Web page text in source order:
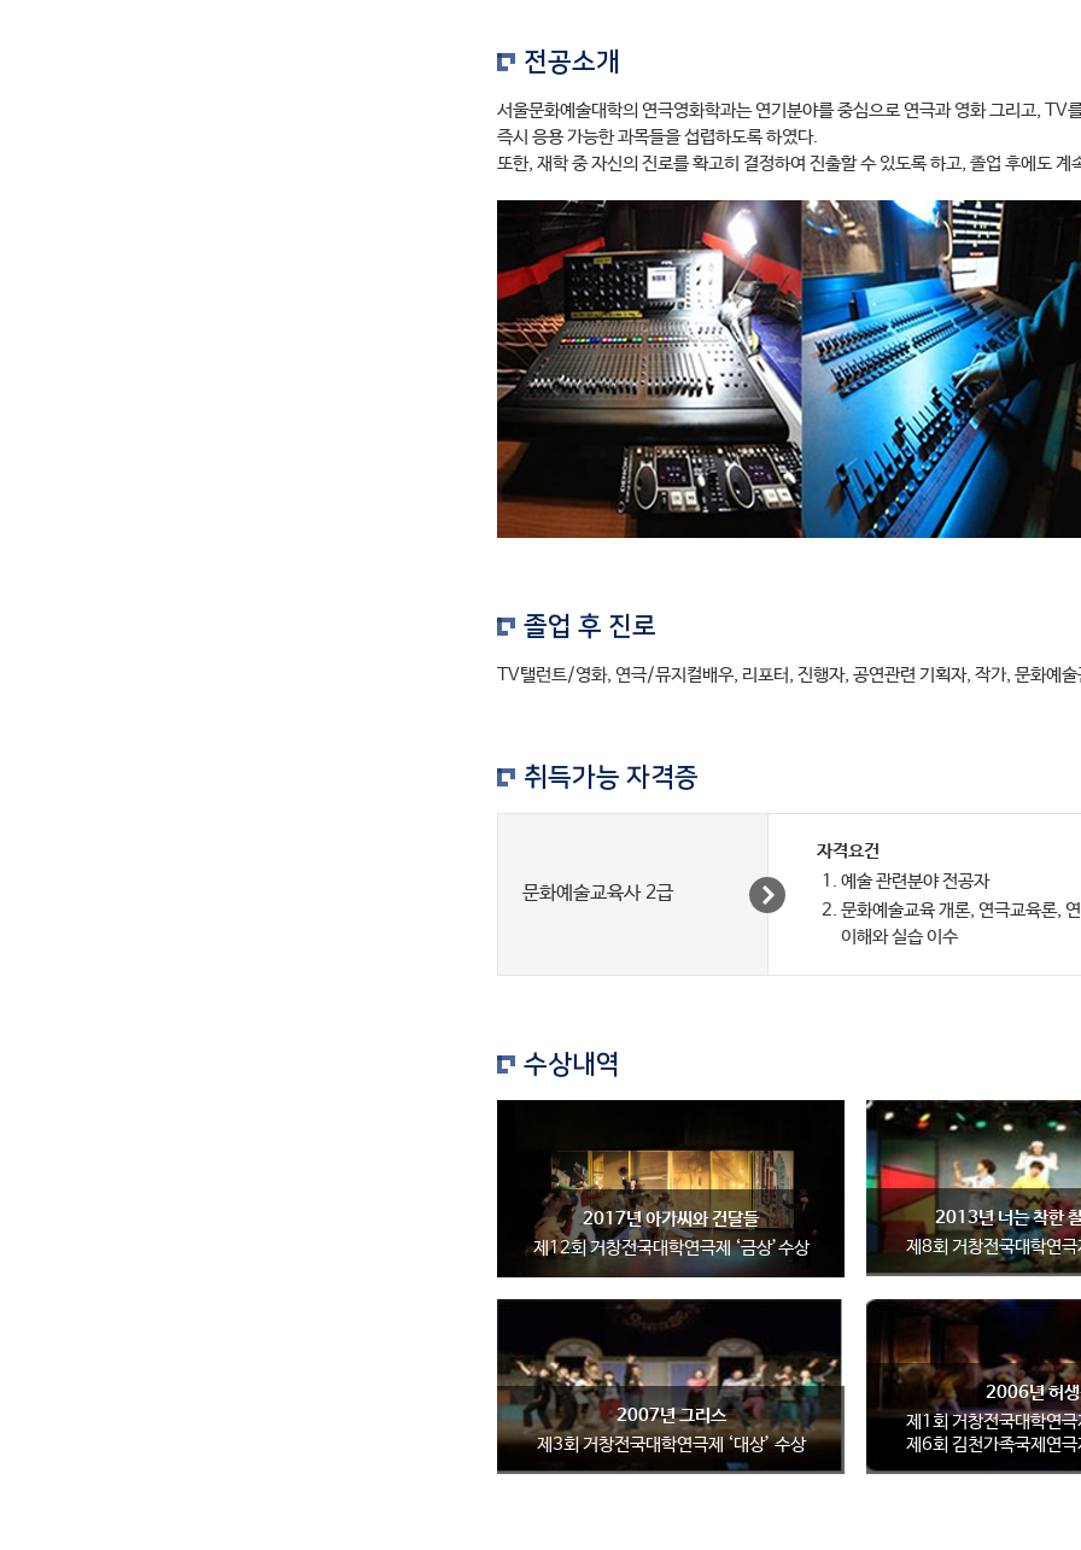
전공소개
서울문화예술대학의 연극영화학과는 연기분야를 중심으로 연극과 영화 그리고, TV
즉시 응용 가능한 과목들을 섭렵하도록 하였다.
또한, 재학 중 자신의 진로를 확고히 결정하여 진출할 수 있도록 하고, 졸업 후에도
졸업 후 진로
TV탤런트/영화, 연극/뮤지컬배우, 리포터, 진행자, 공연관련 기획자, 작가, 문화예
취득가능 자격증
문화예술교육사 2급
자격요건
예술 관련분야 전공자
문화예술교육 개론, 연극교육론,
이해와 실습 이수
수상내역
2017년 아가씨와 건달들
제12회 거창전국대학연극제 ‘금상’수상
2013년 너는 착한
제8회 거창전국대학연극
2007년 그리스
제3회 거창전국대학연극제 ‘대상’ 수상
2006년 허
제1회 거창전국대학연극
제6회 김천가족국제연극